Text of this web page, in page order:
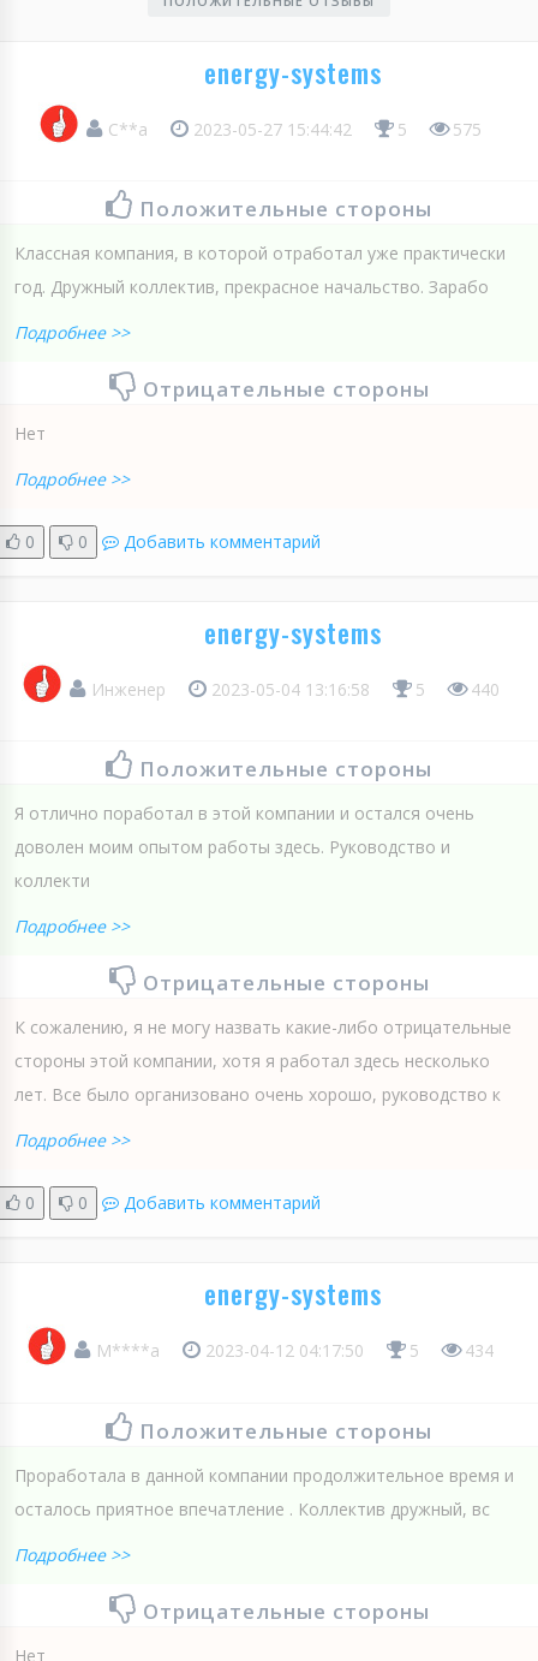
energy-systems
С**а 2023-05-27 15:44:42 5 575
Положительные стороны
Классная компания, в которой отработал уже практически
год. Дружный коллектив, прекрасное начальство. Зарабо
Подробнее >>
Отрицательные стороны
Нет
Подробнее >>
0 0 Добавить комментарий
energy-systems
Инженер 2023-05-04 13:16:58 5 440
Положительные стороны
Я отлично поработал в этой компании и остался очень
доволен моим опытом работы здесь. Руководство и
коллекти
Подробнее >>
Отрицательные стороны
К сожалению, я не могу назвать какие-либо отрицательные
стороны этой компании, хотя я работал здесь несколько
лет. Все было организовано очень хорошо, руководство к
Подробнее >>
0 0 Добавить комментарий
energy-systems
М****а 2023-04-12 04:17:50 5 434
Положительные стороны
Проработала в данной компании продолжительное время и
осталось приятное впечатление . Коллектив дружный, вс
Подробнее >>
Отрицательные стороны
Нет